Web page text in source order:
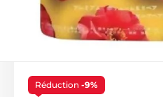
Réduction -9%